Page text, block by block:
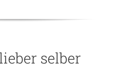
selber